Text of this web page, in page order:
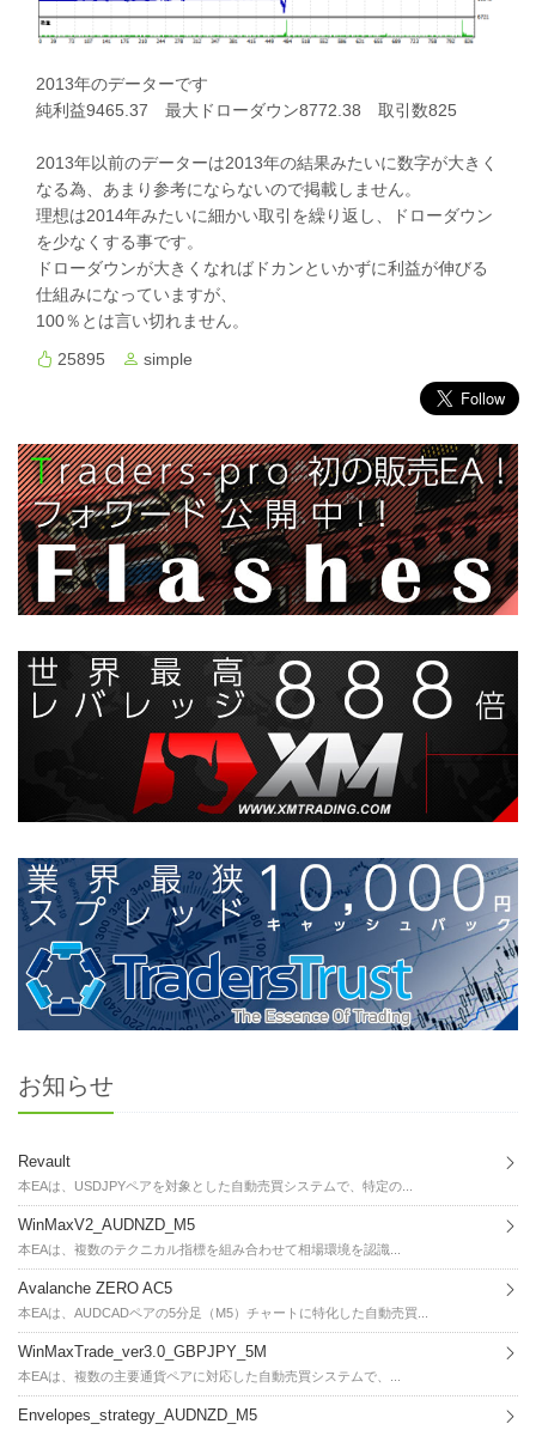
2013年のデーターです
純利益9465.37 最大ドローダウン8772.38 取引数825
2013年以前のデーターは2013年の結果みたいに数字が大きく
なる為、あまり参考にならないので掲載しません。
理想は2014年みたいに細かい取引を繰り返し、ドローダウン
を少なくする事です。
ドローダウンが大きくなればドカンといかずに利益が伸びる
仕組みになっていますが、
100％とは言い切れません。
25895
simple
お知らせ
Revault
本EAは、USDJPYペアを対象とした自動売買システムで、特定の...
WinMaxV2_AUDNZD_M5
本EAは、複数のテクニカル指標を組み合わせて相場環境を認識...
Avalanche ZERO AC5
本EAは、AUDCADペアの5分足（M5）チャートに特化した自動売買...
WinMaxTrade_ver3.0_GBPJPY_5M
本EAは、複数の主要通貨ペアに対応した自動売買システムで、...
Envelopes_strategy_AUDNZD_M5